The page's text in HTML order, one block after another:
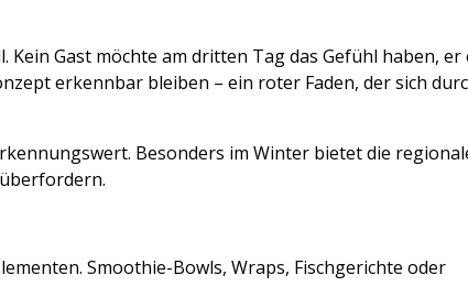
Gast möchte am dritten Tag das Gefühl haben, er
erkennbar bleiben – ein roter Faden, der sich
Besonders im Winter bietet die
Smoothie-Bowls, Wraps, Fischgerichte oder